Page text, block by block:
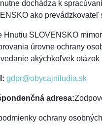
dochádza k
ako
Hnutiu SLOVENSKO
úrovne ochrany
akýchkoľvek
gdpr@obycajniludia.sk
adresa:
ochrany